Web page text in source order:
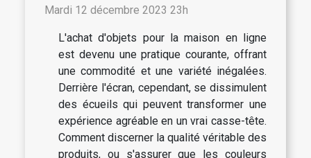
Mardi 12 décembre 2023 23h
L'achat d'objets pour la maison en ligne
est devenu une pratique courante, offrant
une commodité et une variété inégalées.
Derrière l'écran, cependant, se dissimulent
des écueils qui peuvent transformer une
expérience agréable en un vrai casse-tête.
Comment discerner la qualité véritable des
produits, ou s'assurer que les couleurs